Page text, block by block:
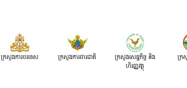
ផែនការ​សកម្មភាពជាតិ​​
ស្កាត់​អាពាហ៍ពិពាហ៍​
រ​មាន​ផ្ទៃពោះ​នៅ​វ័យ
ក្រសួងការបរទេស ក្រសួងការពារជាតិ
ក្រសួង​សេដ្ឋកិច្ច និង
ហិរញ្ញវត្ថុ
ក្រ